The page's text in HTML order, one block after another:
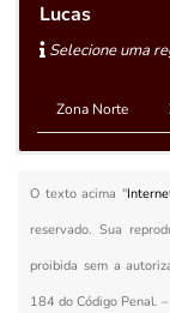
Lucas
Selecione uma
Zona Norte
O texto acima "
reservado. Sua
proibida sem a
184 do Código Penal. –